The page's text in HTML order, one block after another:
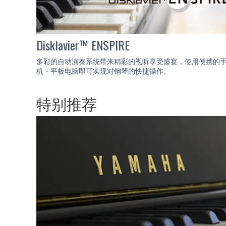
Disklavier™ ENSPIRE
多彩的自动演奏系统带来精彩的视听享受盛宴，使用便携的
机・平板电脑即可实现对钢琴的快捷操作。
特别推荐